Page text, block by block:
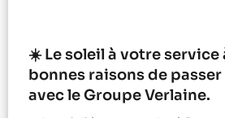
☀️ Le soleil à votre service
bonnes raisons de
avec le Groupe Verlaine.